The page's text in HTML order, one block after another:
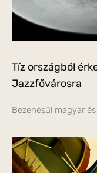
Tíz országból
Jazzfővárosra
Bezenésül magyar